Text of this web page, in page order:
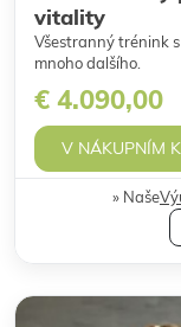
vitality
Všestranný trénink
mnoho dalšího.
€ 4.090,00
V NÁKUPNÍM
Naše